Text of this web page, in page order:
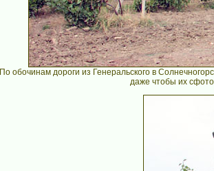
По обочинам дороги из Генеральского в
даже чтобы их